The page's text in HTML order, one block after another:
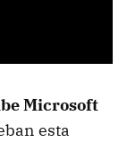
Microsoft
esta